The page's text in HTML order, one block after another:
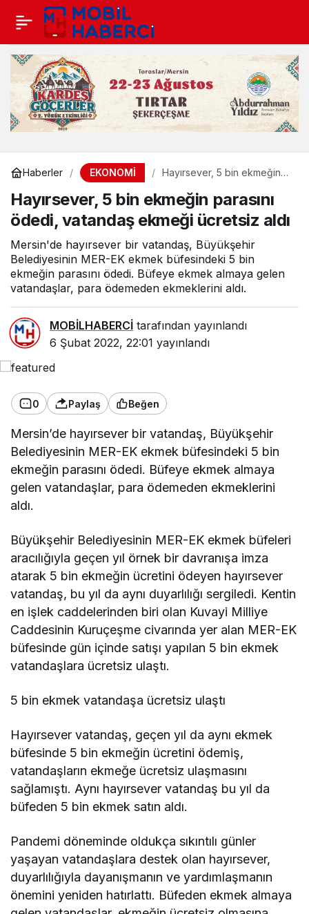
Haberler EKONOMİ
Hayırsever, 5 bin ekmeğin
ekmeği ücretsiz aldı
Hayırsever, 5 bin ekmeğin parasını
ödedi, vatandaş ekmeği ücretsiz aldı
Mersin'de hayırsever bir vatandaş, Büyükşehir
Belediyesinin MER-EK ekmek büfesindeki 5 bin
ekmeğin parasını ödedi. Büfeye ekmek almaya gelen
vatandaşlar, para ödemeden ekmeklerini aldı.
MOBİLHABERCİ tarafından yayınlandı
6 Şubat 2022, 22:01 yayınlandı
0 Paylaş Beğen
Mersin’de hayırsever bir vatandaş, Büyükşehir
Belediyesinin MER-EK ekmek büfesindeki 5 bin
ekmeğin parasını ödedi. Büfeye ekmek almaya
gelen vatandaşlar, para ödemeden ekmeklerini
aldı.
Büyükşehir Belediyesinin MER-EK ekmek büfeleri
aracılığıyla geçen yıl örnek bir davranışa imza
atarak 5 bin ekmeğin ücretini ödeyen hayırsever
vatandaş, bu yıl da aynı duyarlılığı sergiledi. Kentin
en işlek caddelerinden biri olan Kuvayi Milliye
Caddesinin Kuruçeşme civarında yer alan MER-EK
büfesinde gün içinde satışı yapılan 5 bin ekmek
vatandaşlara ücretsiz ulaştı.
5 bin ekmek vatandaşa ücretsiz ulaştı
Hayırsever vatandaş, geçen yıl da aynı ekmek
büfesinde 5 bin ekmeğin ücretini ödemiş,
vatandaşların ekmeğe ücretsiz ulaşmasını
sağlamıştı. Aynı hayırsever vatandaş bu yıl da
büfeden 5 bin ekmek satın aldı.
Pandemi döneminde oldukça sıkıntılı günler
yaşayan vatandaşlara destek olan hayırsever,
duyarlılığıyla dayanışmanın ve yardımlaşmanın
önemini yeniden hatırlattı. Büfeden ekmek almaya